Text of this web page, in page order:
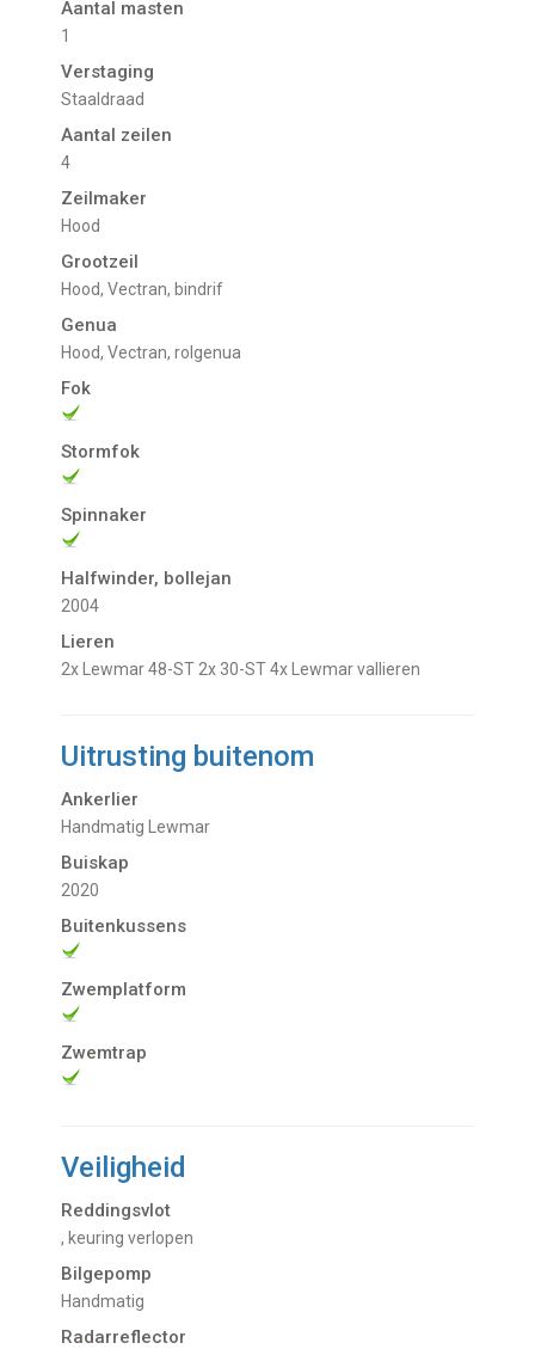
Aantal masten
1
Verstaging
Staaldraad
Aantal zeilen
4
Zeilmaker
Hood
Grootzeil
Hood, Vectran, bindrif
Genua
Hood, Vectran, rolgenua
Fok
Stormfok
Spinnaker
Halfwinder, bollejan
2004
Lieren
2x Lewmar 48-ST 2x 30-ST 4x Lewmar vallieren
Uitrusting buitenom
Ankerlier
Handmatig Lewmar
Buiskap
2020
Buitenkussens
Zwemplatform
Zwemtrap
Veiligheid
Reddingsvlot
, keuring verlopen
Bilgepomp
handmatig
Radarreflector